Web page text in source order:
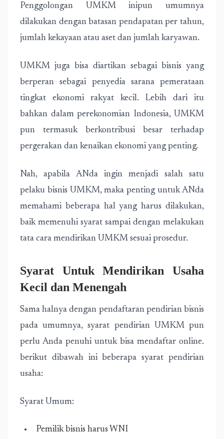
Penggolongan UMKM inipun umumnya
dilakukan dengan batasan pendapatan per tahun,
jumlah kekayaan atau aset dan jumlah karyawan.
UMKM juga bisa diartikan sebagai bisnis yang
berperan sebagai penyedia sarana pemerataan
tingkat ekonomi rakyat kecil. Lebih dari itu
bahkan dalam perekonomian Indonesia, UMKM
pun termasuk berkontribusi besar terhadap
pergerakan dan kenaikan ekonomi yang penting.
Nah, apabila ANda ingin menjadi salah satu
pelaku bisnis UMKM, maka penting untuk ANda
memahami beberapa hal yang harus dilakukan,
baik memenuhi syarat sampai dengan melakukan
tata cara mendirikan UMKM sesuai prosedur.
Syarat Untuk Mendirikan Usaha
Kecil dan Menengah
Sama halnya dengan pendaftaran pendirian bisnis
pada umumnya, syarat pendirian UMKM pun
perlu Anda penuhi untuk bisa mendaftar online.
berikut dibawah ini beberapa syarat pendirian
usaha:
Syarat Umum:
Pemilik bisnis harus WNI